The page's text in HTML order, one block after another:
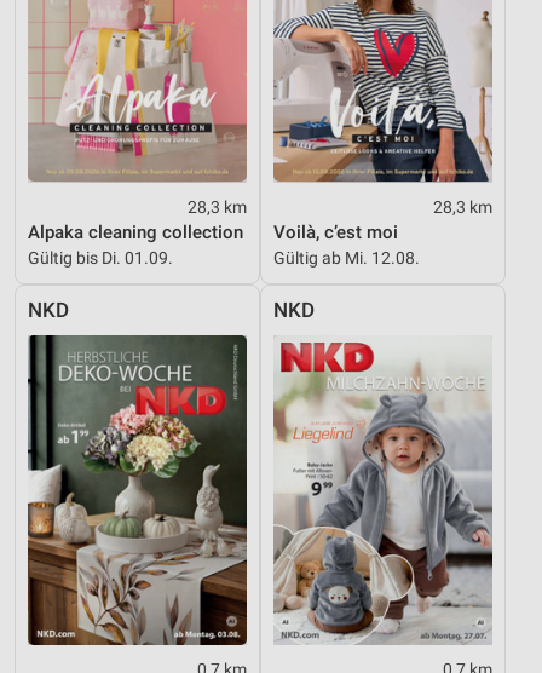
28,3 km
Alpaka cleaning collection
Gültig bis Di. 01.09.
28,3 km
Voilà, c’est moi
Gültig ab Mi. 12.08.
NKD
0,7 km
NKD
0,7 km
Messung der Performance von Inhalten
Analyse von Zielgruppen durch Statistiken oder
Kombinationen von Daten aus verschiedenen
Quellen
Entwicklung und Verbesserung der Angebote
Verwendung reduzierter Daten zur Auswahl von
Inhalten
Geräte anhand von aktiv angeforderten
Informationen identifizieren
Nicht-IAB-Verarbeitungszwecke:
Notwendig
Performance
Funktional
Werbung